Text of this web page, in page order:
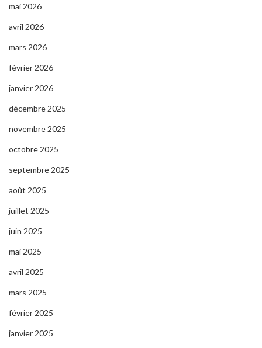
mai 2026
avril 2026
mars 2026
février 2026
janvier 2026
décembre 2025
novembre 2025
octobre 2025
septembre 2025
août 2025
juillet 2025
juin 2025
mai 2025
avril 2025
mars 2025
février 2025
janvier 2025